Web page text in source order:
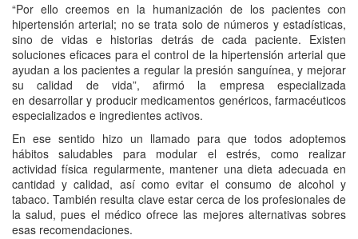
“Por ello creemos en la humanización de los pacientes con
hipertensión arterial; no se trata solo de números y estadísticas,
sino de vidas e historias detrás de cada paciente. Existen
soluciones eficaces para el control de la hipertensión arterial que
ayudan a los pacientes a regular la presión sanguínea, y mejorar
su calidad de vida”, afirmó la empresa especializada
en desarrollar y producir medicamentos genéricos, farmacéuticos
especializados e ingredientes activos.
En ese sentido hizo un llamado para que todos adoptemos
hábitos saludables para modular el estrés, como realizar
actividad física regularmente, mantener una dieta adecuada en
cantidad y calidad, así como evitar el consumo de alcohol y
tabaco. También resulta clave estar cerca de los profesionales de
la salud, pues el médico ofrece las mejores alternativas sobres
esas recomendaciones.